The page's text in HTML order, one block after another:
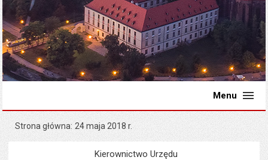
Menu
Strona główna 24 maja 2018 r.
MenuUrząd Miejski
Kierownictwo Urzędu